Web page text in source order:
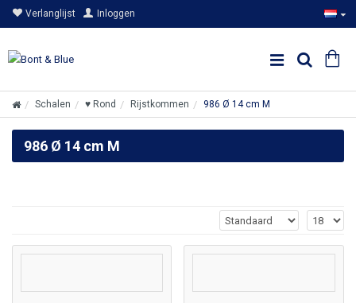
Verlanglijst Inloggen
Schalen ♥ Rond Rijstkommen 986 Ø 14 cm M
986 Ø 14 cm M